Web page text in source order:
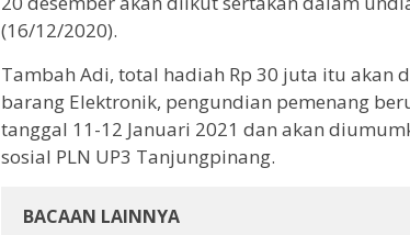
(16/12/2020).
Tambah Adi, total hadiah Rp 30 juta itu akan
barang Elektronik, pengundian pemenang
tanggal 11-12 Januari 2021 dan akan
sosial PLN UP3 Tanjungpinang.
BACAAN LAINNYA